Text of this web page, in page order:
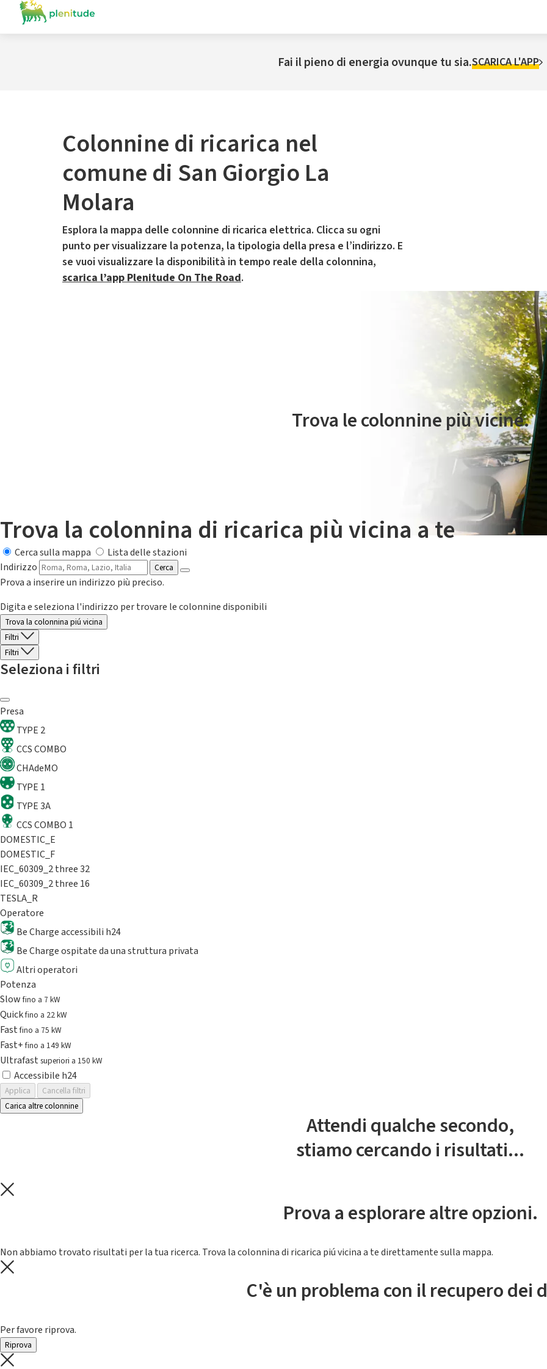
Fai il pieno di energia ovunque tu sia.SCARICA L'APP
Colonnine di ricarica nel
comune di San Giorgio La
Molara
Esplora la mappa delle colonnine di ricarica elettrica. Clicca su ogni
punto per visualizzare la potenza, la tipologia della presa e l’indirizzo. E
se vuoi visualizzare la disponibilità in tempo reale della colonnina,
scarica l’app Plenitude On The Road.
Il servizio di mobilità elettrica è gestito da Plenitude On The Road
Trova le colonnine più vicine.
Trova la colonnina di ricarica più vicina a te
Cerca sulla mappa
Lista delle stazioni
Indirizzo
Cerca
Prova a inserire un indirizzo più preciso.
Digita e seleziona l'indirizzo per trovare le colonnine disponibili
Trova la colonnina piú vicina
Filtri
Filtri
Seleziona i filtri
Presa
TYPE 2
CCS COMBO
CHAdeMO
TYPE 1
TYPE 3A
CCS COMBO 1
DOMESTIC_E
DOMESTIC_F
IEC_60309_2 three 32
IEC_60309_2 three 16
TESLA_R
Operatore
Be Charge accessibili h24
Be Charge ospitate da una struttura privata
Altri operatori
Potenza
Slowfino a 7 kW
Quickfino a 22 kW
Fastfino a 75 kW
Fast+fino a 149 kW
Ultrafast superiori a 150 kW
Accessibile h24
Applica
Cancella filtri
Carica altre colonnine
Attendi qualche secondo,
stiamo cercando i risultati...
Prova a esplorare altre opzioni.
Non abbiamo trovato risultati per la tua ricerca. Trova la colonnina di ricarica piú vicina a te direttamente sulla mappa.
C'è un problema con il recupero dei
Per favore riprova.
Riprova